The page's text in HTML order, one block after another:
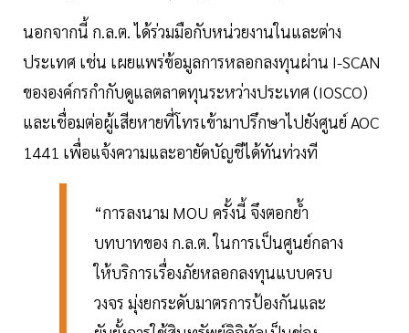
นอกจากนี้ ก.ล.ต. ได้ร่วมมือกับหน่วยงานในและต่าง
ประเทศ เช่น เผยแพร่ข้อมูลการหลอกลงทุนผ่าน I-SCAN
ขององค์กรกำกับดูแลตลาดทุนระหว่างประเทศ (IOSCO)
และเชื่อมต่อผู้เสียหายที่โทรเข้ามาปรึกษาไปยังศูนย์ AOC
1441 เพื่อแจ้งความและอายัดบัญชีได้ทันท่วงที
“การลงนาม MOU ครั้งนี้ จึงตอกย้ำ
บทบาทของ ก.ล.ต. ในการเป็นศูนย์กลาง
ให้บริการเรื่องภัยหลอกลงทุนแบบครบ
วงจร มุ่งยกระดับมาตรการป้องกันและ